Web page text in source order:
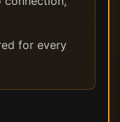
for every